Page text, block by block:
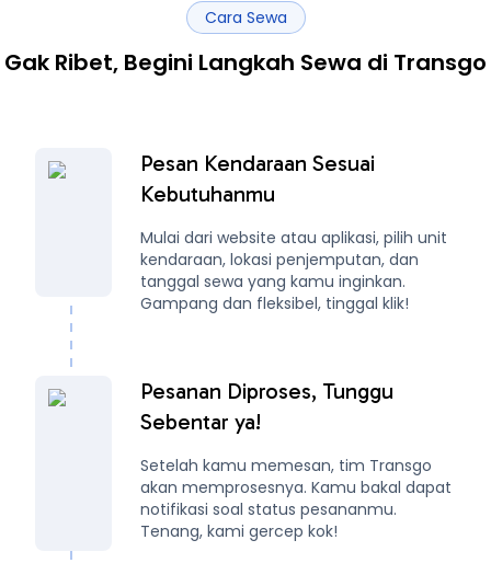
Cara Sewa
Gak Ribet, Begini Langkah Sewa di Transgo
Pesan Kendaraan Sesuai
Kebutuhanmu
Mulai dari website atau aplikasi, pilih unit
kendaraan, lokasi penjemputan, dan
tanggal sewa yang kamu inginkan.
Gampang dan fleksibel, tinggal klik!
Pesanan Diproses, Tunggu
Sebentar ya!
Setelah kamu memesan, tim Transgo
akan memprosesnya. Kamu bakal dapat
notifikasi soal status pesananmu.
Tenang, kami gercep kok!